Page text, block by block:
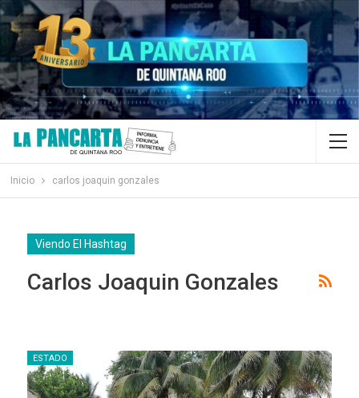
Inicio carlos joaquin gonzales
Viendo El Hashtag
Carlos Joaquin Gonzales
ESTADO